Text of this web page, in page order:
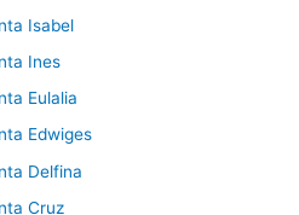
Isabel
Ines
Eulalia
Edwiges
Delfina
Cruz